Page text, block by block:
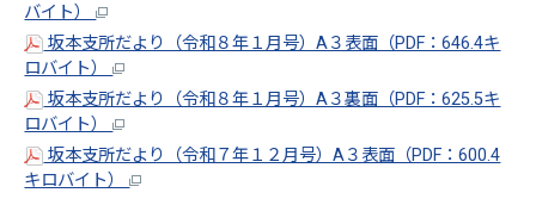
バイト）
坂本支所だより（令和８年１月号）A３表面（PDF：646.4キ
ロバイト）
坂本支所だより（令和８年１月号）A３裏面（PDF：625.5キ
ロバイト）
坂本支所だより（令和７年１２月号）A３表面（PDF：600.4
キロバイト）